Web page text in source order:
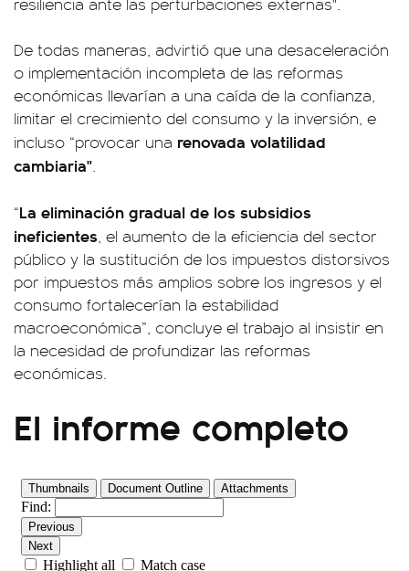
De todas maneras, advirtió que una desaceleración
o implementación incompleta de las reformas
económicas llevarían a una caída de la confianza,
limitar el crecimiento del consumo y la inversión, e
incluso “provocar una renovada volatilidad
cambiaria".
“La eliminación gradual de los subsidios
ineficientes, el aumento de la eficiencia del sector
público y la sustitución de los impuestos distorsivos
por impuestos más amplios sobre los ingresos y el
consumo fortalecerían la estabilidad
macroeconómica”, concluye el trabajo al insistir en
la necesidad de profundizar las reformas
económicas.
El informe completo